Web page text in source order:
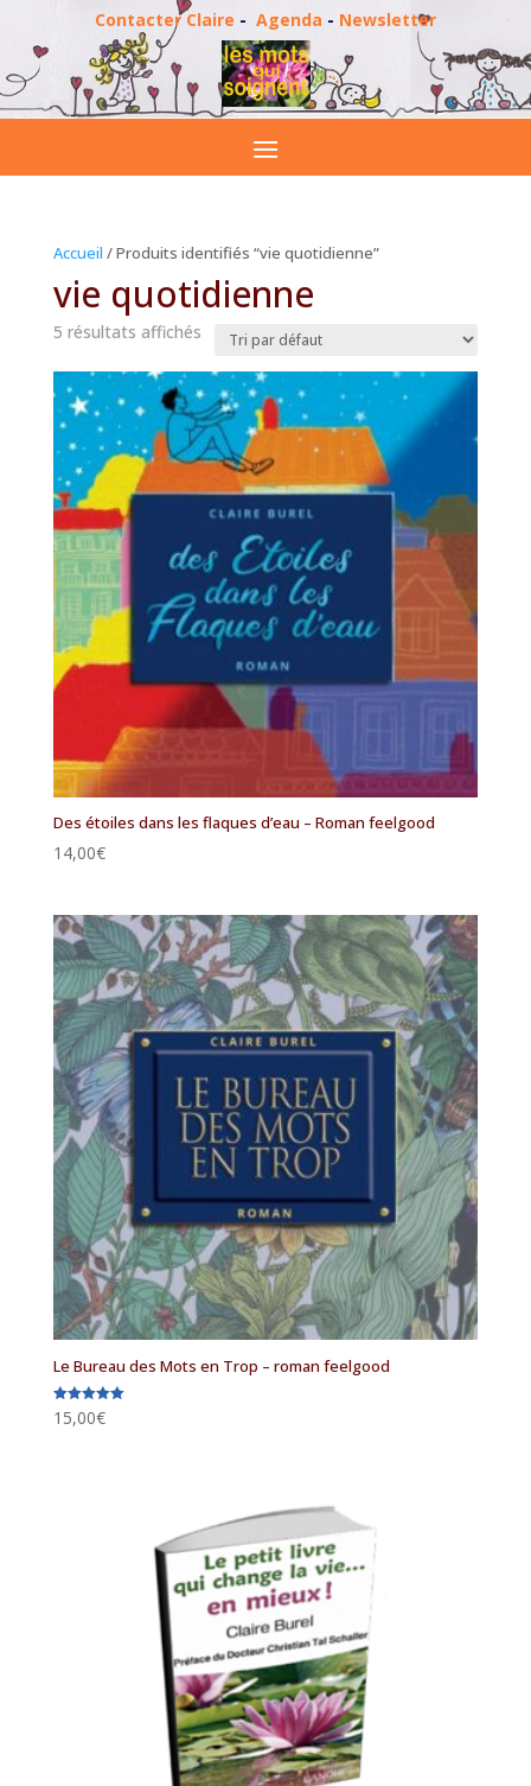
Contacter Claire - Agenda - Newsletter
Accueil / Produits identifiés “vie quotidienne”
vie quotidienne
5 résultats affichés
Des étoiles dans les flaques d’eau – Roman feelgood
14,00€
Le Bureau des Mots en Trop – roman feelgood
Note
5.00
15,00€